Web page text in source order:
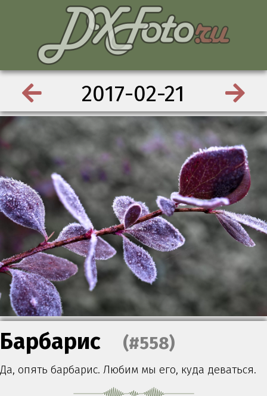
2017-02-21
Барбарис (#558)
Да, опять барбарис. Любим мы его, куда деваться.